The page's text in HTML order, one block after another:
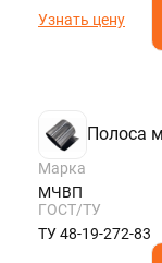
Узнать цену
Полоса
Марка
МЧВП
ГОСТ/ТУ
ТУ 48-19-272-83